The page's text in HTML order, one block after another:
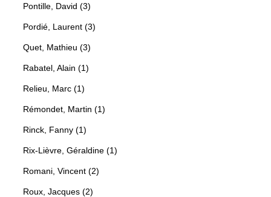
Pontille, David (3)
Pordié, Laurent (3)
Quet, Mathieu (3)
Rabatel, Alain (1)
Relieu, Marc (1)
Rémondet, Martin (1)
Rinck, Fanny (1)
Rix-Lièvre, Géraldine (1)
Romani, Vincent (2)
Roux, Jacques (2)